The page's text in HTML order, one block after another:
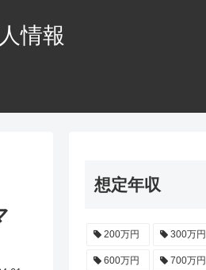
情報
想定年収
200万円 300万円
600万円 700万円